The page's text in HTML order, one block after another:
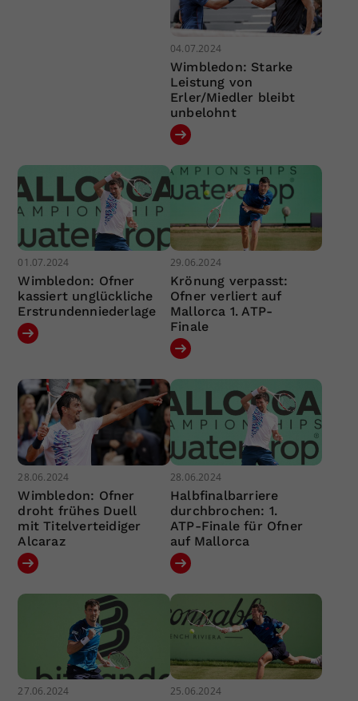
04.07.2024
Wimbledon: Starke
Leistung von
Erler/Miedler bleibt
unbelohnt
01.07.2024
Wimbledon: Ofner
kassiert unglückliche
Erstrundenniederlage
29.06.2024
Krönung verpasst:
Ofner verliert auf
Mallorca 1. ATP-
Finale
28.06.2024
Wimbledon: Ofner
droht frühes Duell
mit Titelverteidiger
Alcaraz
28.06.2024
Halbfinalbarriere
durchbrochen: 1.
ATP-Finale für Ofner
auf Mallorca
27.06.2024 25.06.2024